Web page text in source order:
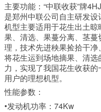
主要功能：“中联收获”牌
是郑州中联公司自主研发
机型主要适用于花生出土
果、清选、果蔓分离、茎
理，技术先进秧果捡拾干
将花生运到场地摘果、清
力，实现了我国花生收获
用户的理想机型。
性能参数：
•发动机功率：74Kw